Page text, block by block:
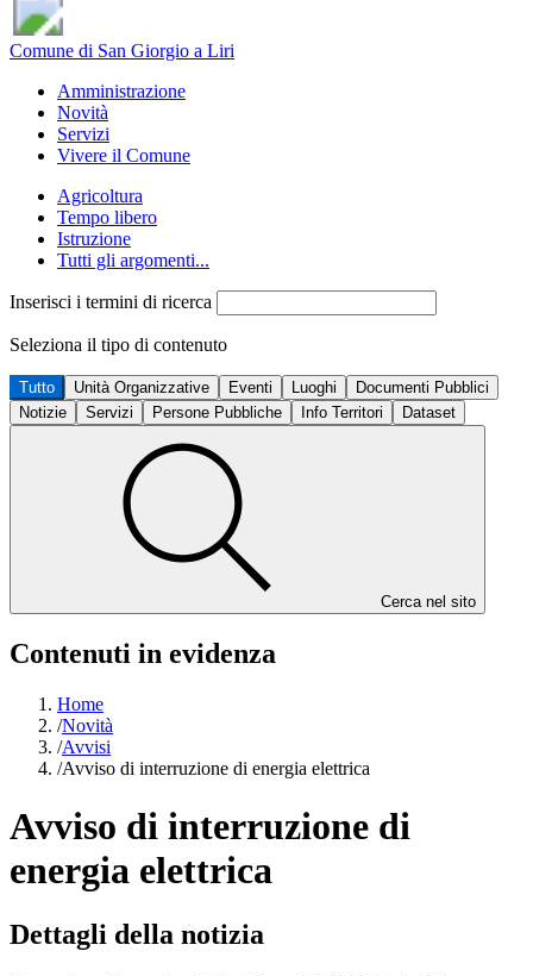
Comune di San Giorgio a Liri
Amministrazione
Novità
Servizi
Vivere il Comune
Agricoltura
Tempo libero
Istruzione
Tutti gli argomenti...
Inserisci i termini di ricerca
Seleziona il tipo di contenuto
Tutto Unità Organizzative Eventi Luoghi
Documenti Pubblici
Notizie
Servizi Persone Pubbliche Info Territori Dataset
Cerca nel sito
Contenuti in evidenza
Home
/Novità
/Avvisi
/Avviso di interruzione di energia elettrica
Avviso di interruzione di
energia elettrica
Dettagli della notizia